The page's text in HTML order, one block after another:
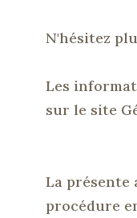
N'hésitez
Les
sur le site
La présente
procédure